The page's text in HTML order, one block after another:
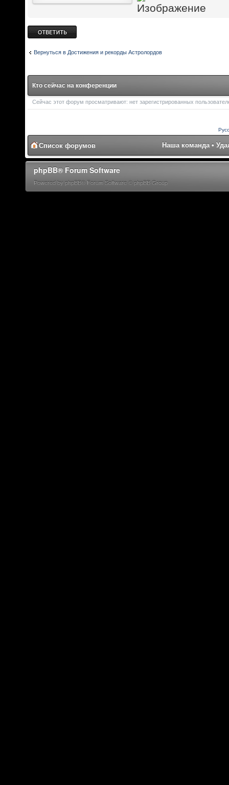
Ответить
Вернуться в Достижения и рекорды Астролордов
Кто сейчас на конференции
Сейчас этот форум просматривают: нет зарегистрированных
Список форумов Наша команда•
phpBB® Forum Software
Powered by phpBB® Forum Software © phpBB Group